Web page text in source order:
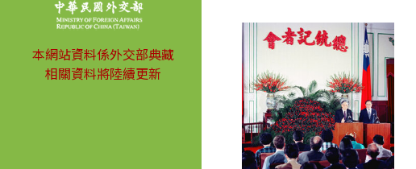
本網站資料係外交部典藏
相關資料將陸續更新